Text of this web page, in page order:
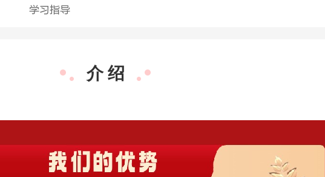
学习指导
介 绍